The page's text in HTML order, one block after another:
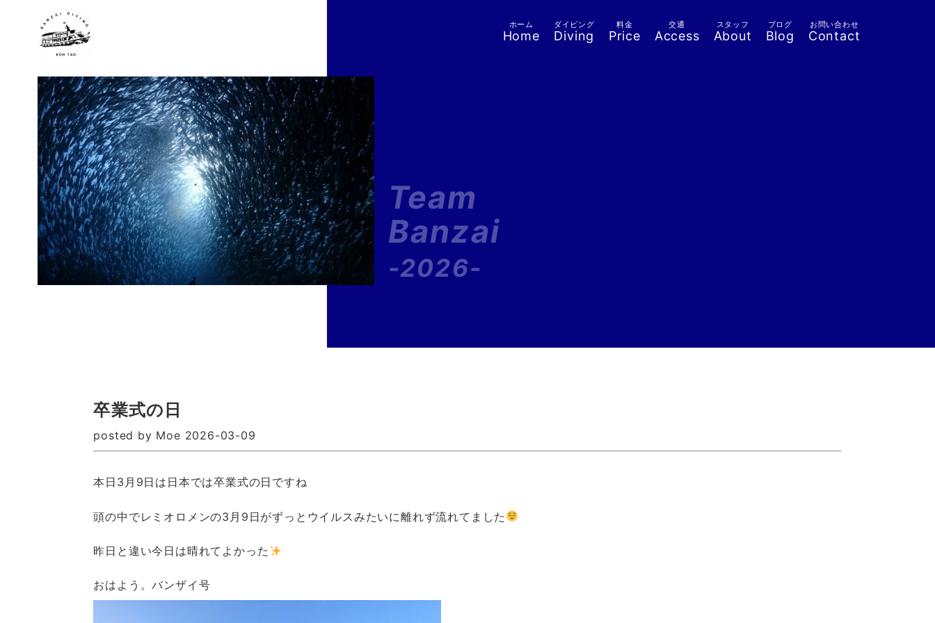
ホーム
Home
ダイビング
Diving
料金
Price
交通
Access
スタッフ
About
ブログ
Blog
お問い合わせ
Contact
Team
Banzai
-2026-
卒業式の日
posted by Moe 2026-03-09
本日3月9日は日本では卒業式の日ですね
頭の中でレミオロメンの3月9日がずっとウイルスみたいに離れず流れてました
昨日と違い今日は晴れてよかった
おはよう。バンザイ号